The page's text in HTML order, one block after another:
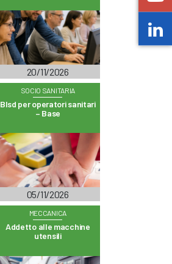
20/11/2026
SOCIO SANITARIA
Blsd per operatori sanitari
– Base
05/11/2026
MECCANICA
Addetto alle macchine
utensili